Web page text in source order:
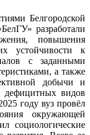
Белгородской
разработали
повышения
устойчивости к
с заданными
а также
добычи и
дефицитных видов
году вуз провёл
окружающей
социологические